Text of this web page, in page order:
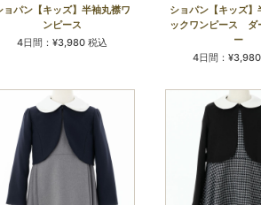
ョパン【キッズ】半袖丸襟ワ
ンピース
4日間：¥3,980 税込
ショパン【キッズ】
ックワンピース ダ
ー
4日間：